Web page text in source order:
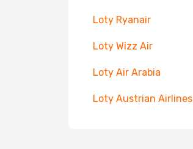
Loty Ryanair
Loty Wizz Air
Loty Air Arabia
Loty Austrian Airlines